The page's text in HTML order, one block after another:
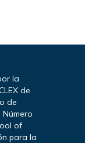
la
de
de
Número
of
para la